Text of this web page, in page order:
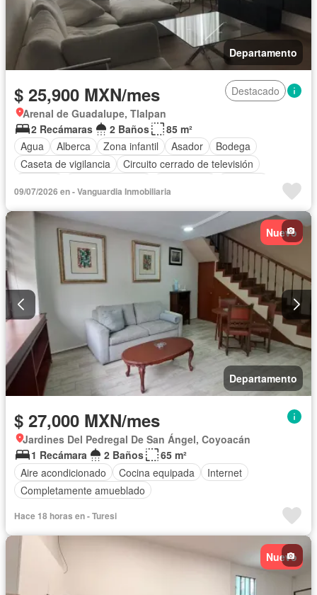
Departamento
$ 25,900 MXN/mes
Destacado
Arenal de Guadalupe, Tlalpan
2 Recámaras
2 Baños
85 m²
Agua
Alberca Zona infantil Asador
Bodega
Caseta de vigilancia
Circuito cerrado de televisión
Estacionamiento
Gimnasio
Jardín
Recámara con closet
Parcialmente amueblado
09/07/2026 en - Vanguardia Inmobiliaria
Nuevo
Departamento
$ 27,000 MXN/mes
Jardines Del Pedregal De San Ángel, Coyoacán
1 Recámara
2 Baños
65 m²
Aire acondicionado
Cocina equipada
Internet
Completamente amueblado
Hace 18 horas en - Turesi
Nuevo